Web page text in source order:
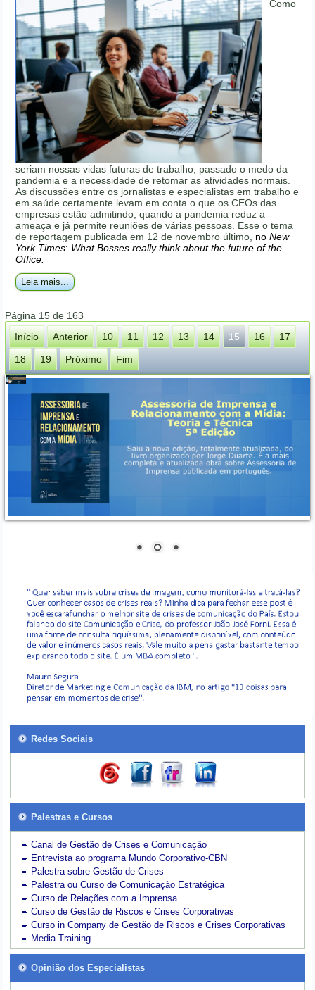
Como
seriam nossas vidas futuras de trabalho, passado o medo da
pandemia e a necessidade de retomar as atividades normais.
As discussões entre os jornalistas e especialistas em trabalho e
em saúde certamente levam em conta o que os CEOs das
empresas estão admitindo, quando a pandemia reduz a
ameaça e já permite reuniões de várias pessoas. Esse o tema
de reportagem publicada em 12 de novembro último, noNew
York Times: What Bosses really think about the future of the
Office.
Leia mais...
Página 15 de 163
Início
Anterior 10 11 12 13 14 15 16
17
18
19 Próximo Fim
Redes Sociais
Palestras e Cursos
Canal de Gestão de Crises e Comunicação
Entrevista ao programa Mundo Corporativo-CBN
Palestra sobre Gestão de Crises
Palestra ou Curso de Comunicação Estratégica
Curso de Relações com a Imprensa
Curso de Gestão de Riscos e Crises Corporativas
Curso in Company de Gestão de Riscos e Crises Corporativas
Media Training
Opinião dos Especialistas